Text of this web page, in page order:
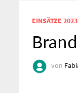
EINSÄTZE 2023
von